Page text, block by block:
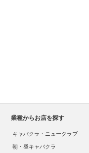
業種からお店を探す
キャバクラ・ニュークラブ
朝・昼キャバクラ